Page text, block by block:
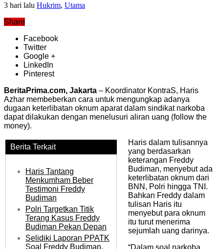
3 hari lalu Hukrim, Utama
Share
Facebook
Twitter
Google +
LinkedIn
Pinterest
BeritaPrima.com, Jakarta – Koordinator KontraS, Haris
Azhar membeberkan cara untuk mengungkap adanya
dugaan keterlibatan oknum aparat dalam sindikat narkoba
dapat dilakukan dengan menelusuri aliran uang (follow the
money).
Berita Terkait
Haris Tantang
Menkumham Beber
Testimoni Freddy
Budiman
Polri Targetkan Titik
Terang Kasus Freddy
Budiman Pekan Depan
Selidiki Laporan PPATK
Soal Freddy Budiman,
Haris dalam tulisannya
yang berdasarkan
keterangan Freddy
Budiman, menyebut ada
keterlibatan oknum dari
BNN, Polri hingga TNI.
Bahkan Freddy dalam
tulisan Haris itu
menyebut para oknum
itu turut menerima
sejumlah uang darinya.
“Dalam soal narkoba